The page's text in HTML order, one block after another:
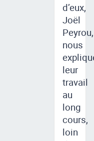
d’eux,
Joël
Peyrou,
nous
leur
travail
au
long
cours,
loin